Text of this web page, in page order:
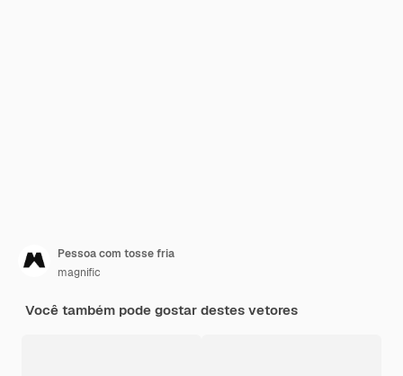
Pessoa com tosse fria
magnific
Você também pode gostar destes vetores